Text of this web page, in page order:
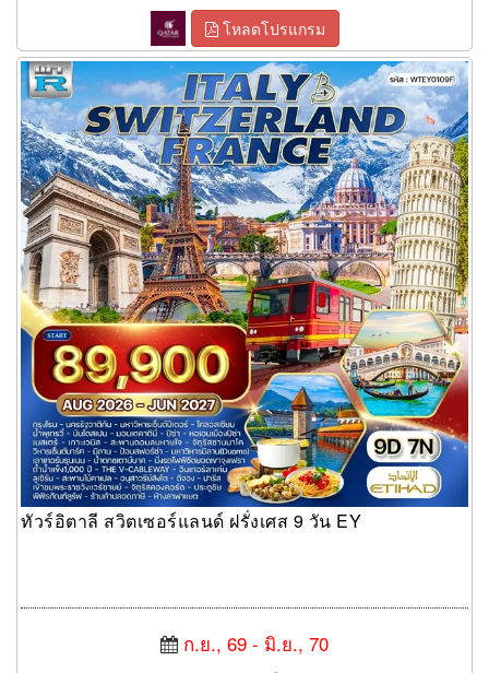
โหลดโปรแกรม
ทัวร์อิตาลี สวิตเซอร์แลนด์ ฝรั่งเศส 9 วัน EY
ทัวร์อิตาลี สวิตเซอร์แลนด์ ฝรั่งเศส 9 วัน EY
ก.ย., 69 - มิ.ย., 70